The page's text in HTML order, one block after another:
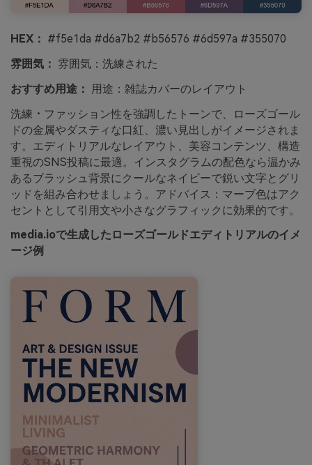
HEX： #f5e1da #d6a7b2 #b56576 #6d597a #355070
雰囲気： 雰囲気：洗練された
おすすめ用途：
用途：雑誌カバーのレイアウト
洗練・ファッション性を強調したトーンで、ローズゴール
ドの金属やダスティな口紅、濃い見出しがイメージされま
す。エディトリアルなレイアウト、美容コンテンツ、構造
重視のSNS投稿に最適。インスタグラムの配色なら温かみ
あるブラッシュ背景にクールなネイビーで鋭い文字とグリ
ッドを組み合わせましょう。アドバイス：マーブ色はアク
セントとして引用文や小さなグラフィックに効果的です。
media.ioで生成したローズゴールドエディトリアルのイメ
ージ例